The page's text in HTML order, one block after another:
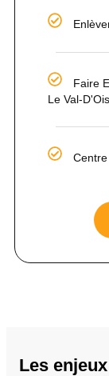
Faire
Le Val-
Les